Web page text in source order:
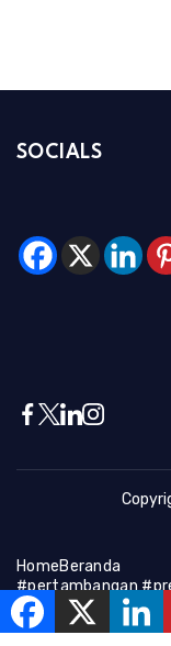
SOCIALS
HomeBeranda
#pertambangan
#presiden #Kapolri